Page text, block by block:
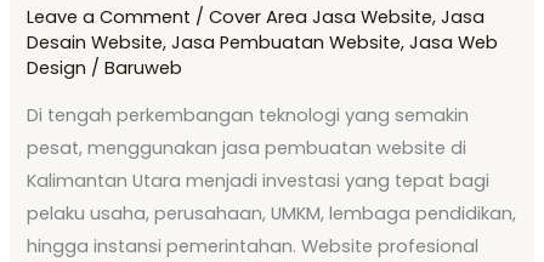
Leave a Comment /Cover Area Jasa Website,Jasa
Desain Website,Jasa Pembuatan Website,Jasa Web
Design /Baruweb
Di tengah perkembangan teknologi yang semakin
pesat, menggunakan jasa pembuatan website di
Kalimantan Utara menjadi investasi yang tepat bagi
pelaku usaha, perusahaan, UMKM, lembaga pendidikan,
hingga instansi pemerintahan. Website profesional